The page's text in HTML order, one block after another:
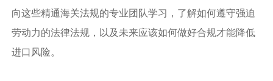
向这些精通海关法规的专业团队学习，了解如何遵守强迫
劳动力的法律法规，以及未来应该如何做好合规才能降低
进口风险。